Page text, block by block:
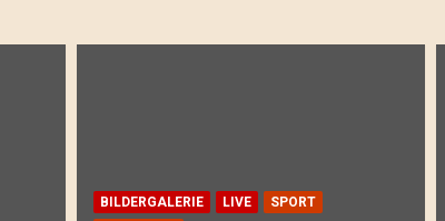
BILDERGALERIE LIVE
SPORT